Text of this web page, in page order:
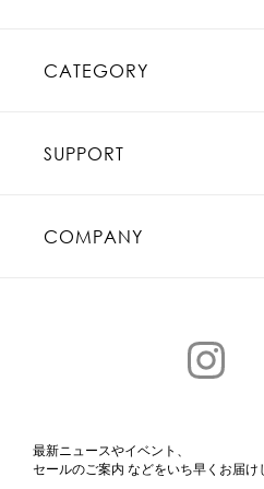
CATEGORY
SUPPORT
COMPANY
最新ニュースやイベント、
セールのご案内 などをいち早くお届け